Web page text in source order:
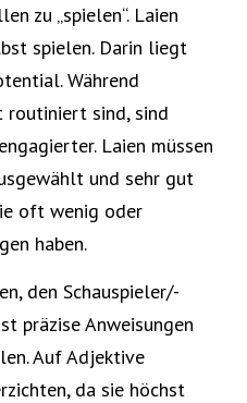
zu „spielen“. Laien
spielen. Darin liegt
Während
routiniert sind, sind
Laien müssen
und sehr gut
oft wenig oder
haben.
den Schauspieler/-
präzise Anweisungen
Auf Adjektive
da sie höchst